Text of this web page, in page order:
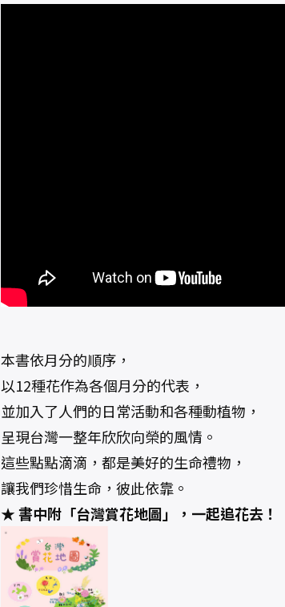
本書依月分的順序，
以12種花作為各個月分的代表，
並加入了人們的日常活動和各種動植物，
呈現台灣一整年欣欣向榮的風情。
這些點點滴滴，都是美好的生命禮物，
讓我們珍惜生命，彼此依靠。
★ 書中附「台灣賞花地圖」，一起追花去！